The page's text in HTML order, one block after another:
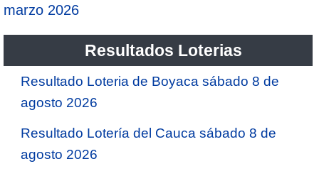
marzo 2026
Resultados Loterias
Resultado Loteria de Boyaca sábado 8 de
agosto 2026
Resultado Lotería del Cauca sábado 8 de
agosto 2026